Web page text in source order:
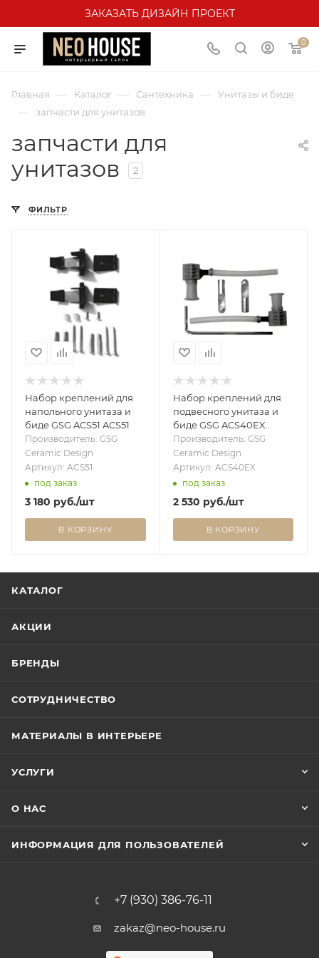
ЗАКАЗАТЬ ДИЗАЙН ПРОЕКТ
0
Главная — Каталог — Сантехника — Унитазы и биде
— запчасти для унитазов
запчасти для
унитазов
2
ФИЛЬТР
Набор креплений для
напольного унитаза и
биде GSG ACS51 ACS51
Производитель: GSG
Ceramic Design
Артикул: ACS51
под заказ
3 180 руб./шт
В КОРЗИНУ
Набор креплений для
подвесного унитаза и
биде GSG ACS40EX
ACS40EX
Производитель: GSG
Ceramic Design
Артикул: ACS40EX
под заказ
2 530 руб./шт
В КОРЗИНУ
КАТАЛОГ
АКЦИИ
БРЕНДЫ
СОТРУДНИЧЕСТВО
МАТЕРИАЛЫ В ИНТЕРЬЕРЕ
УСЛУГИ
О НАС
ИНФОРМАЦИЯ ДЛЯ ПОЛЬЗОВАТЕЛЕЙ
+7 (930) 386-76-11
zakaz@neo-house.ru